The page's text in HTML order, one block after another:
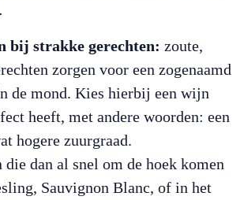
bij strakke gerechten: zoute,
zorgen voor een zogenaamd
de mond. Kies hierbij een wijn
heeft, met andere woorden: een
hogere zuurgraad.
dan al snel om de hoek komen
Sauvignon Blanc, of in het